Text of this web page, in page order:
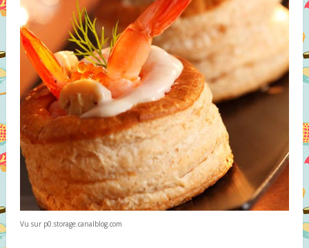
Vu sur p0.storage.canalblog.com